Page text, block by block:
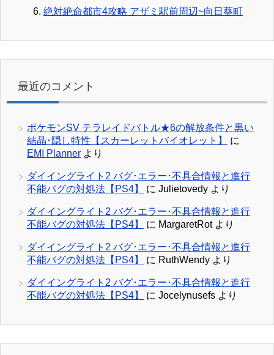
絶対絶命都市4攻略 アザミ駅前周辺~向日葵町
最近のコメント
ポケモンSV テラレイドバトル★6の解放条件と黒い
結晶･隠し特性【スカーレットバイオレット】
に
EMI Planner より
ダイイングライト2 バグ･エラー･不具合情報と進行
不能バグの対処法【PS4】
に Julietovedy より
ダイイングライト2 バグ･エラー･不具合情報と進行
不能バグの対処法【PS4】
に MargaretRotより
ダイイングライト2 バグ･エラー･不具合情報と進行
不能バグの対処法【PS4】
に RuthWendy より
ダイイングライト2 バグ･エラー･不具合情報と進行
不能バグの対処法【PS4】
に Jocelynusefs より